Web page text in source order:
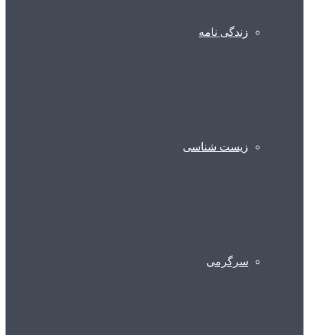
زندگی نامه
زیست شناسی
سرگرمی